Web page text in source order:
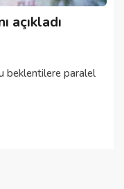
açıkladı
beklentilere paralel